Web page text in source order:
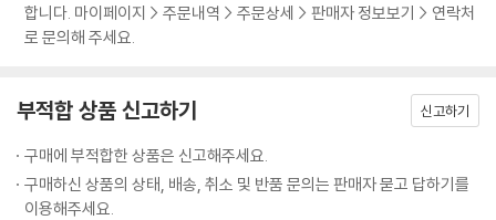
합니다. 마이페이지 > 주문내역 > 주문상세 > 판매자 정보보기 > 연락처
로 문의해 주세요.
부적합 상품 신고하기 신고하기
구매에 부적합한 상품은 신고해주세요.
구매하신 상품의 상태, 배송, 취소 및 반품 문의는 판매자 묻고 답하기를
이용해주세요.